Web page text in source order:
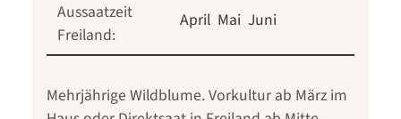
Aussaatzeit
Freiland:
April Mai Juni
Mehrjährige Wildblume. Vorkultur ab März im